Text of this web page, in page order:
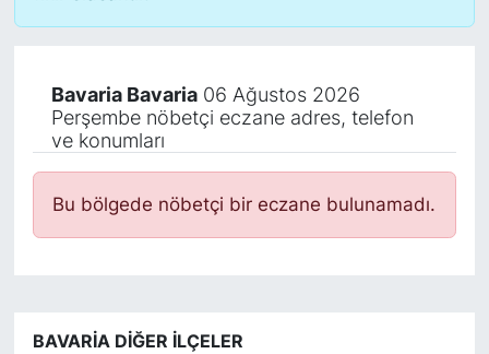
Bavaria Bavaria06 Ağustos 2026
Perşembe nöbetçi eczane adres, telefon
ve konumları
Bu bölgede nöbetçi bir eczane bulunamadı.
BAVARIA DIĞER İLÇELER